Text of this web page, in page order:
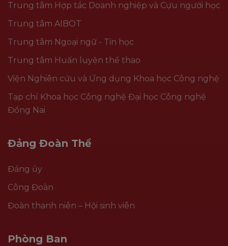
Trung tâm Hợp tác Doanh nghiệp và Cựu người học
Trung tâm AIBOT
Trung tâm Ngoại ngữ - Tin học
Trung tâm Huấn luyện thể thao
Viện Nghiên cứu và Ứng dụng Khoa học Công nghệ
Tạp chí Khoa học Công nghệ Đại học Công nghệ
Đồng Nai
Đảng Đoàn Thể
Đảng ủy
Công Đoàn
Đoàn thanh niên – Hội sinh viên
Phòng Ban